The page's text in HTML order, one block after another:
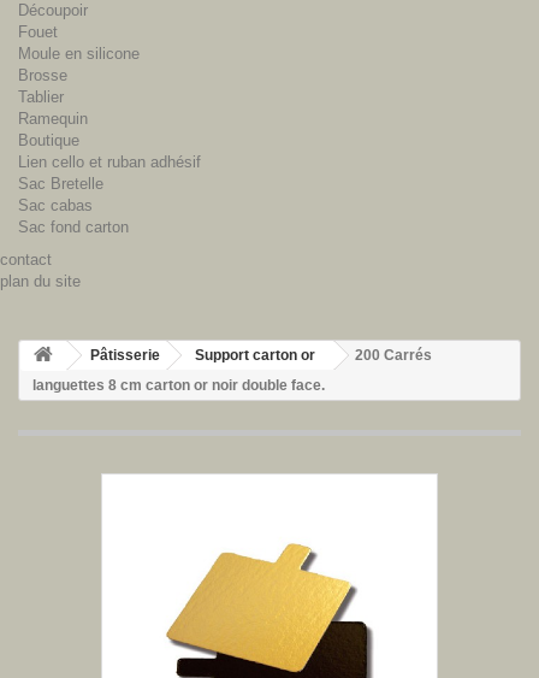
Découpoir
Fouet
Moule en silicone
Brosse
Tablier
Ramequin
Boutique
Lien cello et ruban adhésif
Sac Bretelle
Sac cabas
Sac fond carton
contact
plan du site
Pâtisserie Support carton or
200 Carrés
languettes 8 cm carton or noir double face.